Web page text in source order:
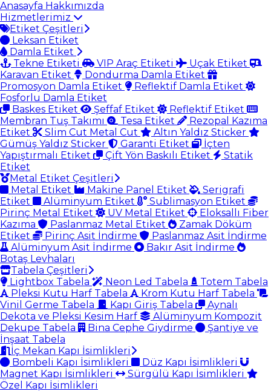
Anasayfa Hakkımızda
Hizmetlerimiz
Etiket Çeşitleri
Leksan Etiket
Damla Etiket
Tekne Etiketi
VIP Araç Etiketi
Uçak Etiket
Karavan Etiket
Dondurma Damla Etiket
Promosyon Damla Etiket
Reflektif Damla Etiket
Fosforlu Damla Etiket
Baskes Etiket
Şeffaf Etiket
Reflektif Etiket
Membran Tuş Takımı
Tesa Etiket
Rezopal Kazıma
Etiket
Slim Cut Metal Cut
Altın Yaldız Sticker
Gümüş Yaldız Sticker
Garanti Etiket
İçten
Yapıştırmalı Etiket
Çift Yön Baskılı Etiket
Statik
Etiket
Metal Etiket Çeşitleri
Metal Etiket
Makine Panel Etiket
Serigrafi
Etiket
Alüminyum Etiket
Sublimasyon Etiket
Pirinç Metal Etiket
UV Metal Etiket
Eloksallı Fiber
Kazıma
Paslanmaz Metal Etiket
Zamak Döküm
Etiket
Pirinç Asit İndirme
Paslanmaz Asit İndirme
Alüminyum Asit İndirme
Bakır Asit İndirme
Botaş Levhaları
Tabela Çeşitleri
Lightbox Tabela
Neon Led Tabela
Totem Tabela
Pleksi Kutu Harf Tabela
Krom Kutu Harf Tabela
Vinil Germe Tabela
Kapı Giriş Tabela
Aynalı
Dekota ve Pleksi Kesim Harf
Alüminyum Kompozit
Dekupe Tabela
Bina Cephe Giydirme
Şantiye ve
İnşaat Tabela
İç Mekan Kapı İsimlikleri
Bombeli Kapı İsimlikleri
Düz Kapı İsimlikleri
Magnet Kapı İsimlikleri
Sürgülü Kapı İsimlikleri
Özel Kapı İsimlikleri